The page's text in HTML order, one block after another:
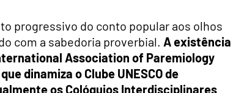
progressivo do conto popular aos olhos
com a sabedoria proverbial. A existência
Association of Paremiology
dinamiza o Clube UNESCO de
os Colóquios Interdisciplinares